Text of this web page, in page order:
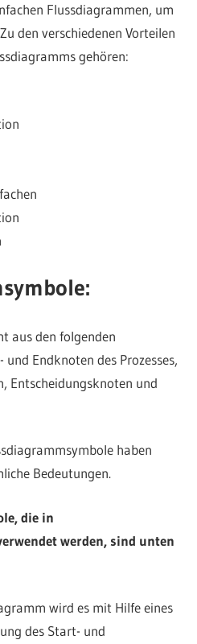
Flussdiagrammen, um
den verschiedenen Vorteilen
gehören:
aus den folgenden
Endknoten des Prozesses,
Entscheidungsknoten und
haben
Bedeutungen.
die in
werden, sind unten
wird es mit Hilfe eines
des Start- und